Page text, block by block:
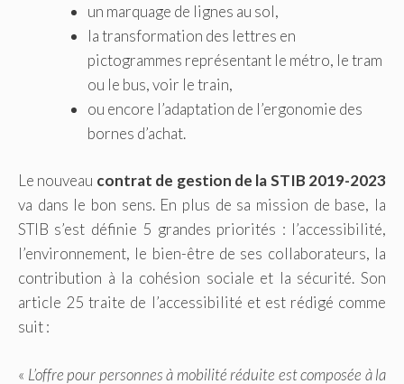
un marquage de lignes au sol,
la transformation des lettres en
pictogrammes représentant le métro, le tram
ou le bus, voir le train,
ou encore l’adaptation de l’ergonomie des
bornes d’achat.
Le nouveau contrat de gestion de la STIB 2019-2023
va dans le bon sens. En plus de sa mission de base, la
STIB s’est définie 5 grandes priorités : l’accessibilité,
l’environnement, le bien-être de ses collaborateurs, la
contribution à la cohésion sociale et la sécurité. Son
article 25 traite de l’accessibilité et est rédigé comme
suit :
« L’offre pour personnes à mobilité réduite est composée à la